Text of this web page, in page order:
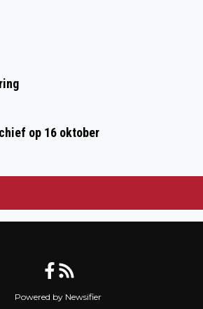
op 16 oktober
Powered by Newsifier